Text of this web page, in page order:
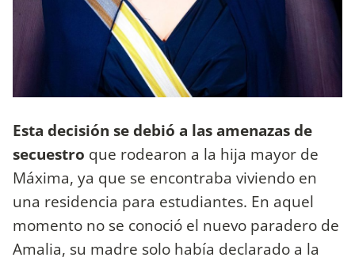
Esta decisión se debió a las amenazas de
secuestro que rodearon a la hija mayor de
Máxima, ya que se encontraba viviendo en
una residencia para estudiantes. En aquel
momento no se conoció el nuevo paradero de
Amalia, su madre solo había declarado a la